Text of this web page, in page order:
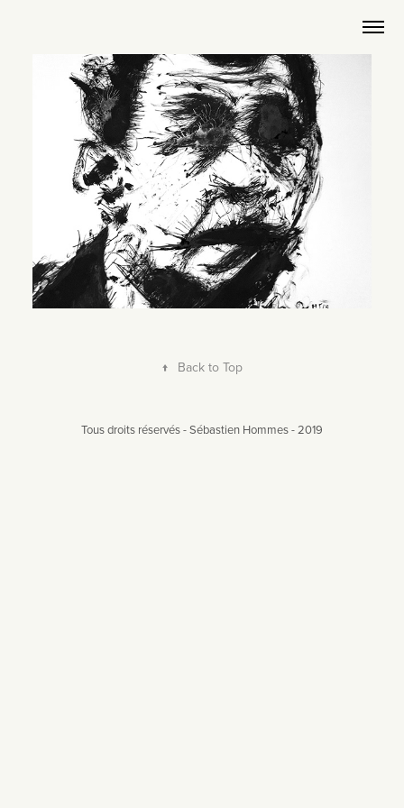
↑ Back to Top
Tous droits réservés - Sébastien Hommes - 2019